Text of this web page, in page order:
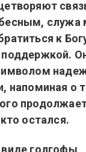
служа
к
напоминая о
остался.